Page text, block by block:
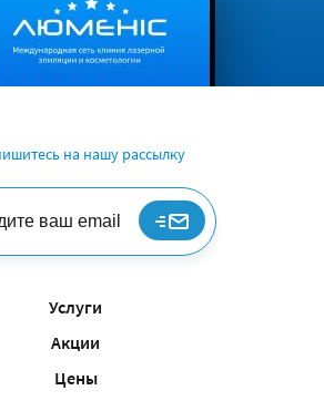
на нашу рассылку
Услуги
Акции
Цены